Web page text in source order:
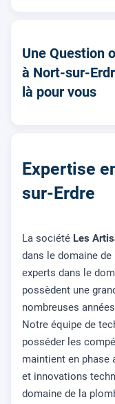
Une Question
à Nort-sur-
là pour vous
Expertise
sur-Erdre
La société Les
dans le domaine
experts dans le
possèdent une
nombreuses
Notre équipe de
posséder les
maintient en phase
et innovations
domaine de la